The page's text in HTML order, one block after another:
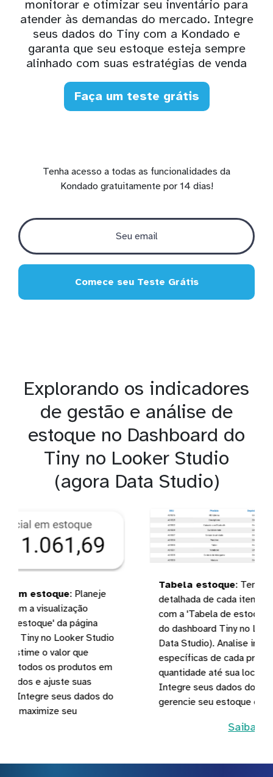
monitorar e otimizar seu inventário para
atender às demandas do mercado. Integre
seus dados do Tiny com a Kondado e
garanta que seu estoque esteja sempre
alinhado com suas estratégias de venda
Faça um teste grátis
Tenha acesso a todas as funcionalidades da
Kondado gratuitamente por 14 dias!
Comece seu Teste Grátis
Explorando os indicadores
de gestão e análise de
estoque no Dashboard do
Tiny no Looker Studio
(agora Data Studio)
Tenha uma visão
detalhada de cada item em seu inventário
com a 'Tabela de estoque' da página Estoque
do dashboard Tiny no Looker Studio (agora
Data Studio). Analise informações
específicas de cada produto, desde sua
quantidade até sua localização em depósito.
Integre seus dados do Tiny com a Kondado e
gerencie seu estoque de forma eficiente